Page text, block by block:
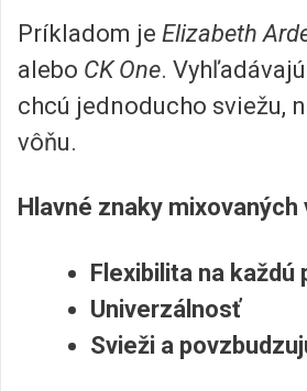
Príkladom je Elizabeth
alebo CK One.
chcú jednoducho sviežu,
vôňu.
Hlavné znaky mixovaných
Flexibilita na
Univerzálnosť
Svieži a